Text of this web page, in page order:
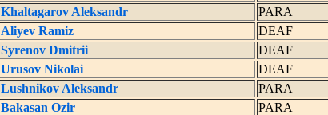
Khaltagarov Aleksandr PARA
Aliyev Ramiz DEAF
Syrenov Dmitrii DEAF
Urusov Nikolai DEAF
Lushnikov Aleksandr PARA
Bakasan Ozir PARA